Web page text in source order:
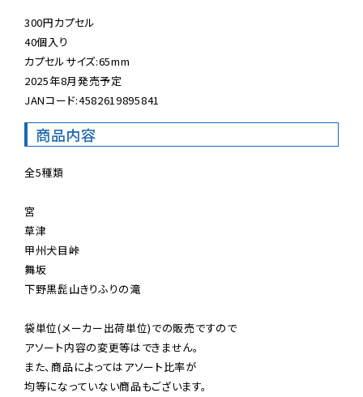
300円カプセル
40個入り
カプセルサイズ:65mm
2025年8月発売予定
JANコード:4582619895841
商品内容
全5種類
宮
草津
甲州犬目峠
舞坂
下野黒髭山きりふりの滝
袋単位(メーカー出荷単位)での販売ですので
アソート内容の変更等はできません。
また、商品によってはアソート比率が
均等になっていない商品もございます。